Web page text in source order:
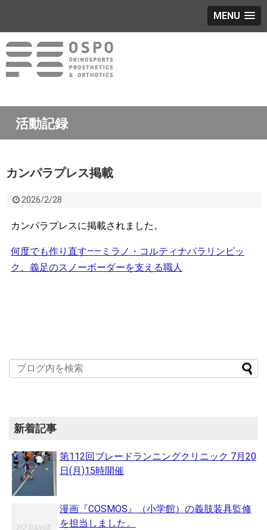
MENU
活動記録
カンパラプレス掲載
2026/2/28
カンパラプレスに掲載されました。
何度でも作り直す――ミラノ・コルティナパラリンピッ
ク、義足のスノーボーダーを支える職人
新着記事
第112回ブレードランニングクリニック 7月20
日(月)15時開催
漫画『COSMOS』（小学館）の義肢装具監修
を担当しました。